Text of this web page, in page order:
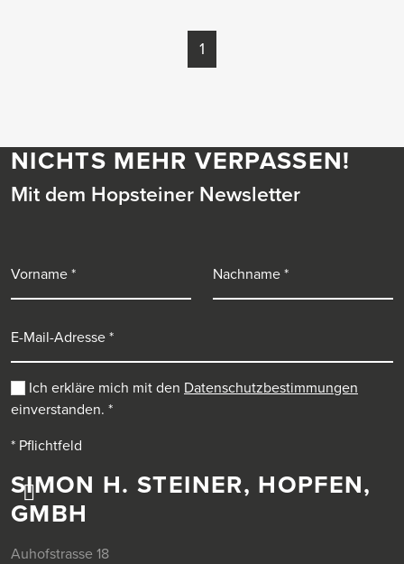
1
SIMON H. STEINER, HOPFEN,
GMBH
Auhofstrasse 18
NICHTS MEHR VERPASSEN!
Mit dem Hopsteiner Newsletter
Ich erkläre mich mit den Datenschutzbestimmungen
einverstanden. *
* Pflichtfeld